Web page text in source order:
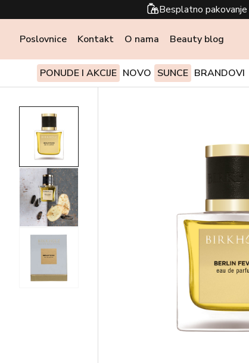
Besplatno pakovanje
Poslovnice Kontakt O nama Beauty blog
PONUDE I AKCIJE NOVO SUNCE BRANDOVI